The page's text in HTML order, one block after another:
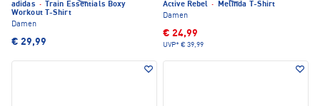
adidas ·
Train Essentials Boxy
Workout T-Shirt
Damen
€ 29,99
Active Rebel ·
Melinda T-Shirt
Damen
€ 24,99
UVP* € 39,99